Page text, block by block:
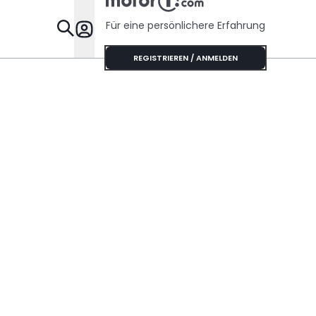
Specials
Für eine persönlichere Erfahrung
REGISTRIEREN / ANMELDEN